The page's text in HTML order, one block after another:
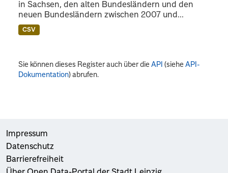
in Sachsen, den alten Bundesländern und den
neuen Bundesländern zwischen 2007 und...
CSV
Sie können dieses Register auch über dieAPI (sieheAPI-
Dokumentation) abrufen.
Impressum
Datenschutz
Barrierefreiheit